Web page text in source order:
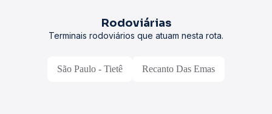
Rodoviárias
Terminais rodoviários que atuam nesta rota.
São Paulo - Tietê Recanto Das Emas